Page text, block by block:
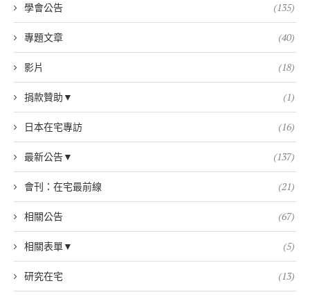
學會公告 (135)
專題文章 (40)
影片 (18)
捐款贊助▼ (1)
日本在宅專訪 (16)
最新公告▼ (137)
會刊：在宅最前線 (21)
相關公告 (67)
相關表單▼ (5)
研究在宅 (13)